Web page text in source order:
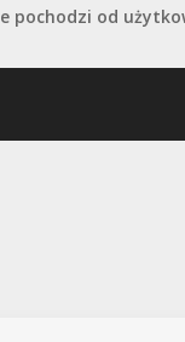
pochodzi od